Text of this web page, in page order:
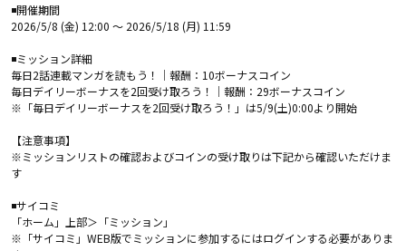
◾️開催期間
2026/5/8 (金) 12:00 〜 2026/5/18 (月) 11:59
◾️ミッション詳細
毎日2話連載マンガを読もう！｜報酬：10ボーナスコイン
毎日デイリーボーナスを2回受け取ろう！｜報酬：29ボーナスコイン
※「毎日デイリーボーナスを2回受け取ろう！」は5/9(土)0:00より開始
【注意事項】
※ミッションリストの確認およびコインの受け取りは下記から確認いただけま
す
◾️サイコミ
「ホーム」上部＞「ミッション」
※「サイコミ」WEB版でミッションに参加するにはログインする必要がありま